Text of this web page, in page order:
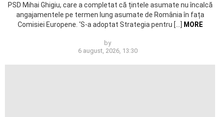
PSD Mihai Ghigiu, care a completat că țintele asumate nu încalcă
angajamentele pe termen lung asumate de România în fața
Comisiei Europene. ‘S-a adoptat Strategia pentru […]
MORE
by
6 august, 2026, 13:30